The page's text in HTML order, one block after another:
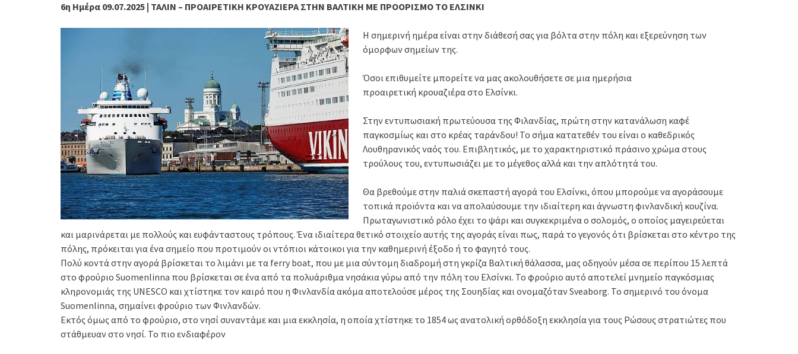
6η Ημέρα 09.07.2025 | ΤΑΛΙΝ – ΠΡΟΑΙΡΕΤΙΚΗ ΚΡΟΥΑΖΙΕΡΑ ΣΤΗΝ ΒΑΛΤΙΚΗ ΜΕ ΠΡΟΟΡΙΣΜΟ ΤΟ ΕΛΣΙΝΚΙ
Η σημερινή ημέρα είναι στην διάθεσή σας για βόλτα στην πόλη και εξερεύνηση των
όμορφων σημείων της.
Όσοι επιθυμείτε μπορείτε να μας ακολουθήσετε σε μια ημερήσια
προαιρετική κρουαζιέρα στο Ελσίνκι.
Στην εντυπωσιακή πρωτεύουσα της Φιλανδίας, πρώτη στην κατανάλωση καφέ
παγκοσμίως και στο κρέας ταράνδου! Το σήμα κατατεθέν του είναι ο καθεδρικός
Λουθηρανικός ναός του. Επιβλητικός, με το χαρακτηριστικό πράσινο χρώμα στους
τρούλους του, εντυπωσιάζει με το μέγεθος αλλά και την απλότητά του.
Θα βρεθούμε στην παλιά σκεπαστή αγορά του Ελσίνκι, όπου μπορούμε να αγοράσουμε
τοπικά προϊόντα και να απολαύσουμε την ιδιαίτερη και άγνωστη φινλανδική κουζίνα.
Πρωταγωνιστικό ρόλο έχει το ψάρι και συγκεκριμένα ο σολομός, ο οποίος μαγειρεύεται
και μαρινάρεται με πολλούς και ευφάνταστους τρόπους. Ένα ιδιαίτερα θετικό στοιχείο αυτής της αγοράς είναι πως, παρά το γεγονός ότι βρίσκεται στο κέντρο της
πόλης, πρόκειται για ένα σημείο που προτιμούν οι ντόπιοι κάτοικοι για την καθημερινή έξοδο ή το φαγητό τους.
Πολύ κοντά στην αγορά βρίσκεται το λιμάνι με τα ferry boat, που με μια σύντομη διαδρομή στη γκρίζα Βαλτική θάλασσα, μας οδηγούν μέσα σε περίπου 15 λεπτά
στο φρούριο Suomenlinna που βρίσκεται σε ένα από τα πολυάριθμα νησάκια γύρω από την πόλη του Ελσίνκι. Το φρούριο αυτό αποτελεί μνημείο παγκόσμιας
κληρονομιάς της UNESCO και χτίστηκε τον καιρό που η Φινλανδία ακόμα αποτελούσε μέρος της Σουηδίας και ονομαζόταν Sveaborg. Το σημερινό του όνομα
Suomenlinna, σημαίνει φρούριο των Φινλανδών.
Εκτός όμως από το φρούριο, στο νησί συναντάμε και μια εκκλησία, η οποία χτίστηκε το 1854 ως ανατολική ορθόδοξη εκκλησία για τους Ρώσους στρατιώτες που
στάθμευαν στο νησί. Το πιο ενδιαφέρον